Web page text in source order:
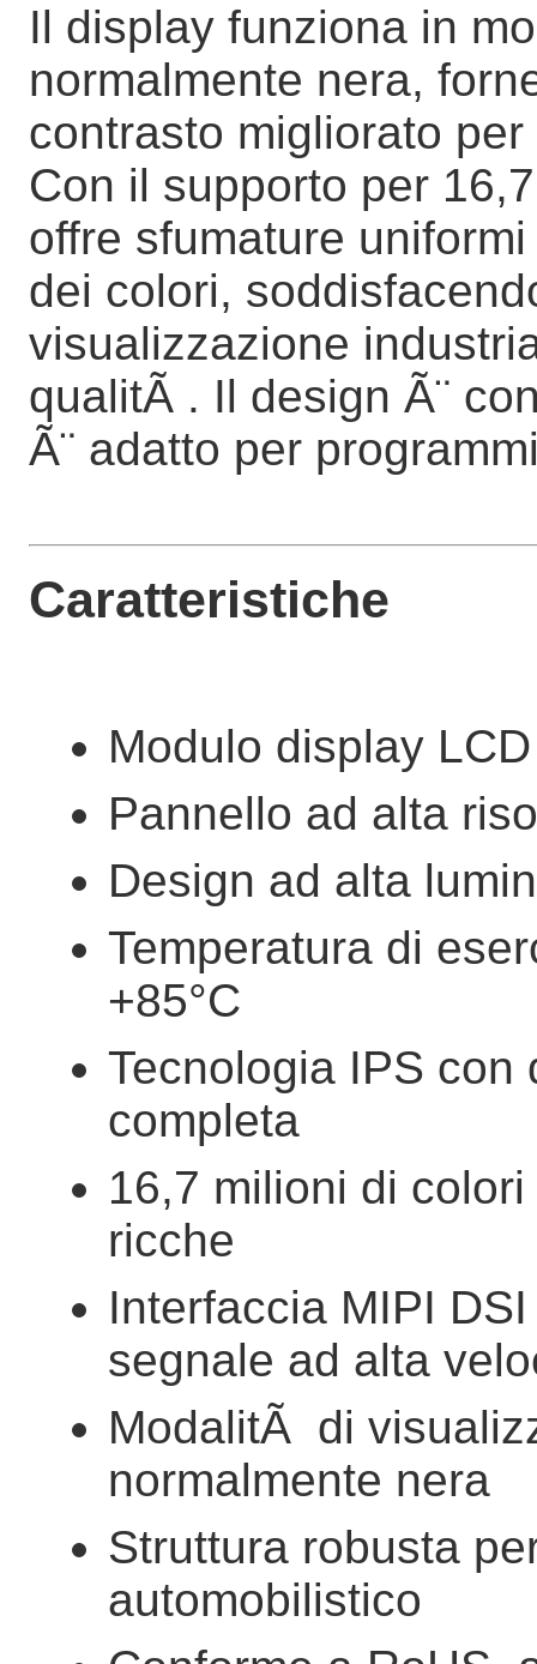
Il display funziona in
normalmente nera,
contrasto migliorato
Con il supporto per
offre sfumature
dei colori,
visualizzazione
qualitÃ . Il design Ã¨
Ã¨ adatto per
Caratteristiche
Modulo display
Pannello ad alta
Design ad alta
Temperatura di
+85°C
Tecnologia IPS
completa
16,7 milioni di
ricche
Interfaccia MIPI
segnale ad alta
ModalitÃ di
normalmente nera
Struttura robusta
automobilistico